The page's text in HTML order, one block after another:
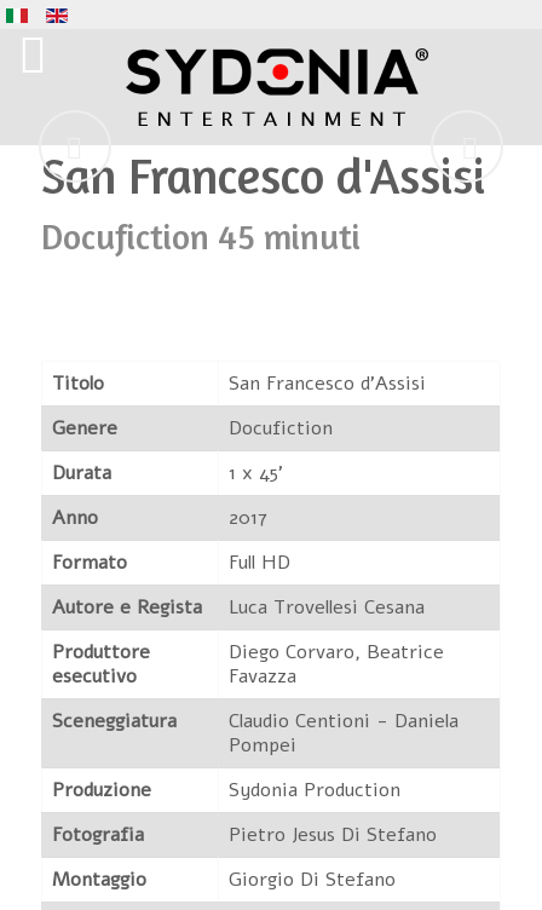
San Francesco d'Assisi
Docufiction 45 minuti
Titolo
San Francesco d'Assisi
Genere
Docufiction
Durata
1 x 45'
Anno
2017
Formato
Full HD
Autore e Regista
Luca Trovellesi Cesana
Produttore
esecutivo
Diego Corvaro, Beatrice
Favazza
Sceneggiatura
Claudio Centioni - Daniela
Pompei
Produzione
Sydonia Production
Fotografia
Pietro Jesus Di Stefano
Montaggio
Giorgio Di Stefano